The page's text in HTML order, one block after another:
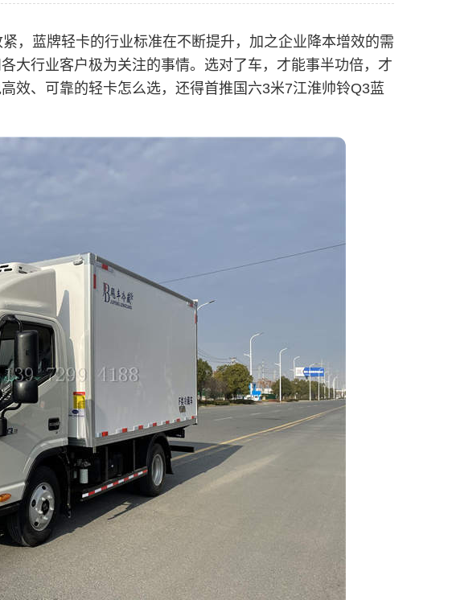
紧，蓝牌轻卡的行业标准在不断提升，加之企业降本增效的需
大行业客户极为关注的事情。选对了车，才能事半功倍，才
效、可靠的轻卡怎么选，还得首推国六3米7江淮帅铃Q3蓝